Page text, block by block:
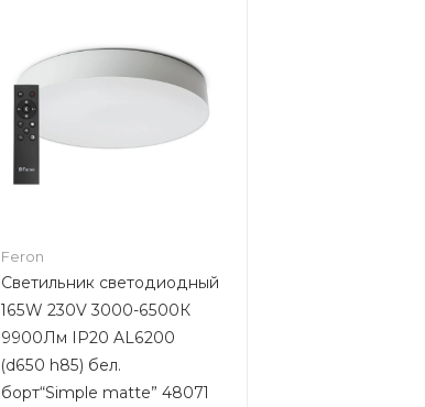
Feron
Светильник светодиодный
165W 230V 3000-6500К
9900Лм IP20 AL6200
(d650 h85) бел.
борт“Simple matte” 48071